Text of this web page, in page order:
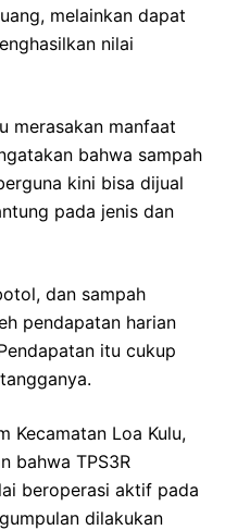
melainkan dapat
nilai
merasakan manfaat
bahwa sampah
kini bisa dijual
pada jenis dan
dan sampah
pendapatan harian
itu cukup
Kecamatan Loa Kulu,
bahwa TPS3R
beroperasi aktif pada
dilakukan